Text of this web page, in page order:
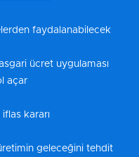
faydalanabilecek
ücret uygulaması
açar
iflas kararı
geleceğini tehdit